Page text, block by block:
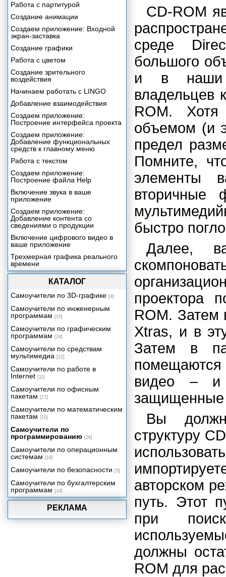
CD-ROM
среде
большого
и в наши
владельцев
ROM.
объемом (и
предел
Помните,
элементы
вторичные
быстро
Далее,
проектора
ROM. Затем
Xtras, и в
Затем в
видео – и
Вы
структуру
авторском
путь. Этот
при
должны
ROM для
РЕКЛАМА
Работа с партитурой
Создание анимации
Создаем приложение: Входной
экран-заставка
Создание графики
Работа с цветом
Создание зрительного
воздействия
Начинаем работать с LINGO
Добавление взаимодействия
Создаем приложение:
Построение интерфейса проекта
Создаем приложение:
Добавление функциональных
средств к главному меню
Работа с текстом
Создаем приложение:
Построение файла Help
Включение звука в ваше
приложение
Создаем приложение:
Добавление контента со
сведениями о продукции
Включение цифрового видео в
ваше приложение
Трехмерная графика реального
времени
Создаем приложение:
Видеопрезентация
Упаковка вашего проекта
Введение
Экскурсия 21А: Создание
пакета проекта
Экскурсия 21В: Защита ваших
файлов Director'a
Связанные мультимедиа.
Включение Xtra.
Пробный проектор
Межплатформные вопросы
Распространение на CD-ROM
КАТАЛОГ
Самоучители по 3D-графике [9]
Самоучители по инженерным
программам [10]
Самоучители по графическим
программам [24]
Самоучители по средствам
мультимедиа [12]
Самоучители по работе в
Internet [11]
Самоучители по офисным
пакетам [17]
Самоучители по математическим
пакетам [10]
Самоучители по
программированию [26]
Самоучители по операционным
системам [16]
Самоучители по безопасности [5]
Самоучители по бухгалтерским
программам [14]